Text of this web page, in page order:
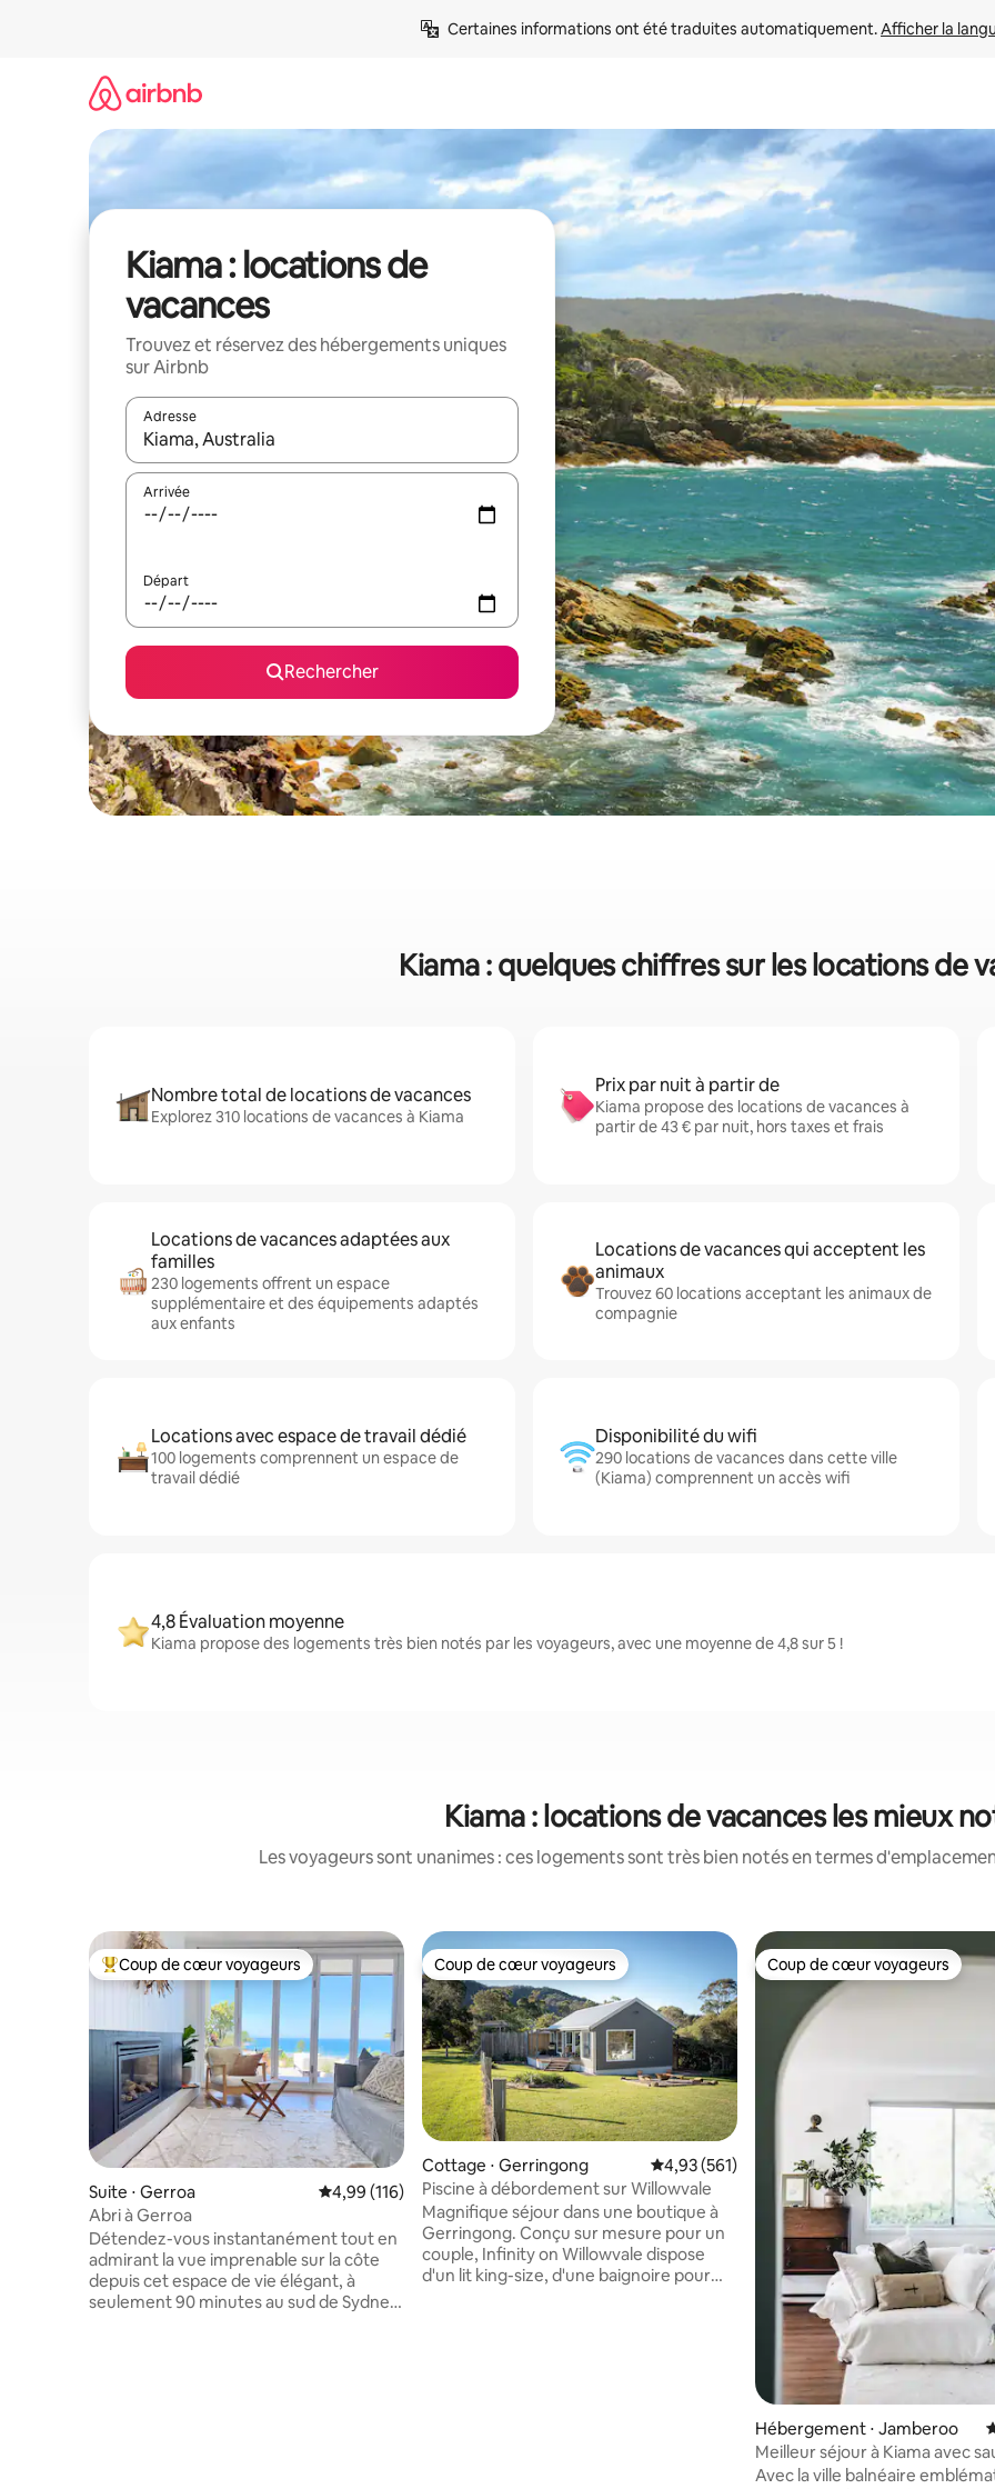
Certaines informations ont été traduites automatiquement. Afficher la
Kiama : locations de
vacances
Trouvez et réservez des hébergements uniques
sur Airbnb
Adresse
Lorsque les résultats s'affichent, utilisez les flèches vers le haut et vers le bas pour les parcourir ou en appuyant et en
Arrivée
Départ
Rechercher
Kiama : quelques chiffres sur les locations de
Nombre total de locations de vacances
Explorez 310 locations de vacances à Kiama
Prix par nuit à partir de
Kiama propose des locations de vacances à
partir de 43 € par nuit, hors taxes et frais
Locations de vacances adaptées aux
familles
230 logements offrent un espace
supplémentaire et des équipements adaptés
aux enfants
Locations de vacances qui acceptent les
animaux
Trouvez 60 locations acceptant les animaux de
compagnie
Locations avec espace de travail dédié
100 logements comprennent un espace de
travail dédié
Disponibilité du wifi
290 locations de vacances dans cette ville
(Kiama) comprennent un accès wifi
4,8 Évaluation moyenne
Kiama propose des logements très bien notés par les voyageurs, avec une moyenne de 4,8 sur 5 !
Kiama : locations de vacances les mieux
Les voyageurs sont unanimes : ces logements sont très bien notés en termes
Coups de cœur voyageurs les plus appréciés
Coup de cœur voyageurs
Suite ⋅ Gerroa Évaluation moyenne sur la base de 116 commentaires : 4,99 sur 5
4,99 (116)
Abri à Gerroa
Détendez-vous instantanément tout en
admirant la vue imprenable sur la côte
depuis cet espace de vie élégant, à
seulement 90 minutes au sud de Sydney
Coup de cœur voyageurs
Coup de cœur voyageurs
Cottage ⋅ Gerringong Évaluation moyenne sur la base de 561
4,93 (561)
Piscine à débordement sur Willowvale
Magnifique séjour dans une boutique à
Gerringong. Conçu sur mesure pour un
couple, Infinity on Willowvale dispose
d'un lit king-size, d'une baignoire pour
Coup de cœur voyageurs
Coup de cœur voyageurs
Hébergement ⋅ Jamberoo
Meilleur séjour à Kiama avec
comme vu dans Aust Traveller
Avec la ville balnéaire